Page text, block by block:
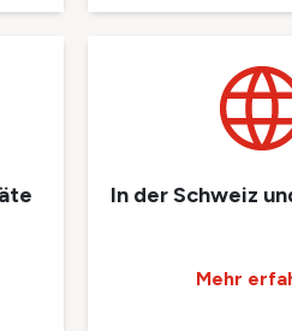
In der Schweiz
Mehr